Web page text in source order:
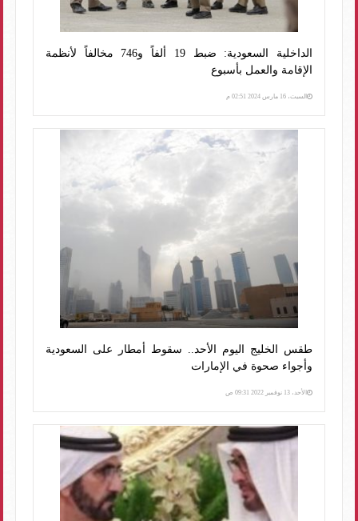
الداخلية السعودية: ضبط 19 ألفاً و746 مخالفاً لأنظمة
الإقامة والعمل بأسبوع
السبت، 16 مارس 2024 02:51 م
طقس الخليج اليوم الأحد.. سقوط أمطار على السعودية
وأجواء صحوة في الإمارات
الأحد، 13 نوفمبر 2022 09:31 ص